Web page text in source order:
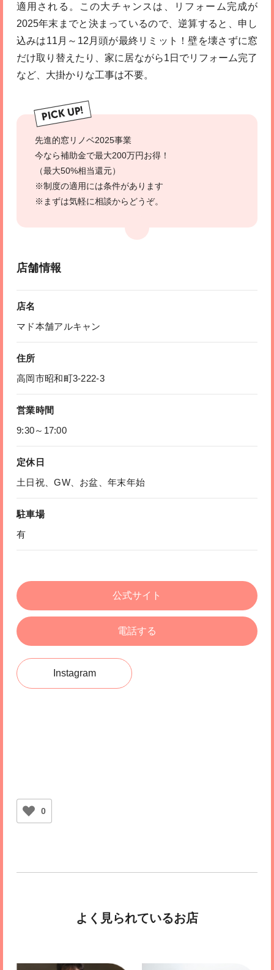
適用される。この大チャンスは、リフォーム完成が
2025年末までと決まっているので、逆算すると、申し
込みは11月～12月頭が最終リミット！壁を壊さずに窓
だけ取り替えたり、家に居ながら1日でリフォーム完了
など、大掛かりな工事は不要。
PICK UP!
先進的窓リノベ2025事業
今なら補助金で最大200万円お得！
（最大50%相当還元）
※制度の適用には条件があります
※まずは気軽に相談からどうぞ。
店舗情報
店名
マド本舗アルキャン
住所
高岡市昭和町3-222-3
営業時間
9:30～17:00
定休日
土日祝、GW、お盆、年末年始
駐車場
有
公式サイト
電話する
Instagram
0
よく見られているお店